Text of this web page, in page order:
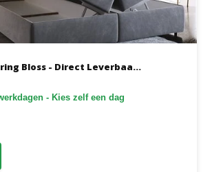
Bloss - Direct Leverbaa...
- Kies zelf een dag